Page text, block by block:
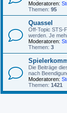
Moderatoren:
Themen: 95
Quassel
Off-Topic STS-
werden. Je
Moderatoren:
Themen: 3
Die Beiträge
nach
Moderatoren:
Themen: 1421